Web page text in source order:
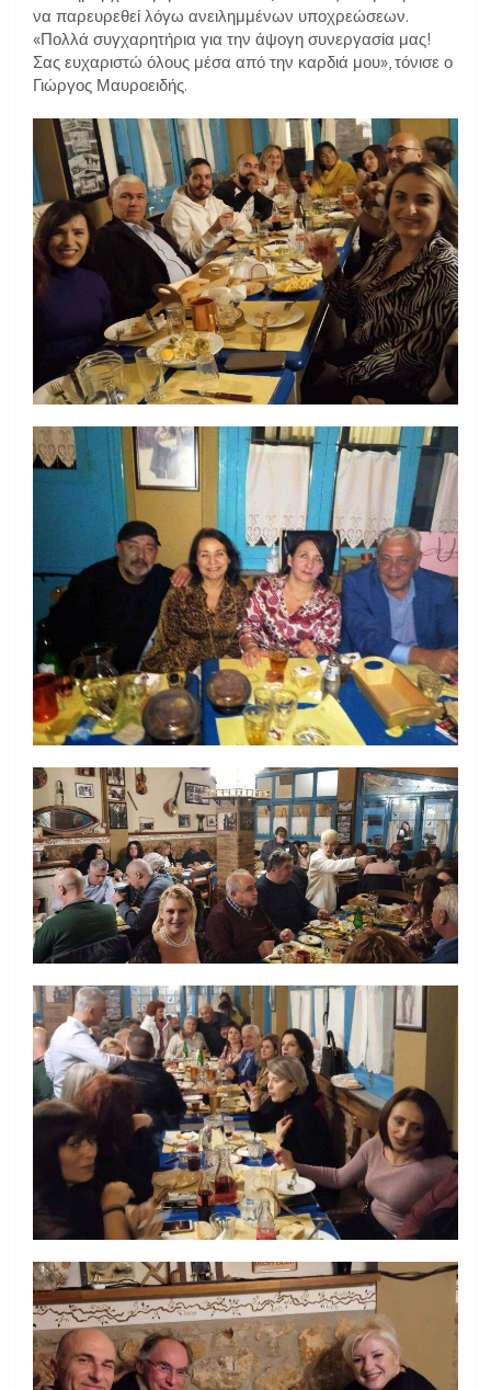
να παρευρεθεί λόγω ανειλημμένων υποχρεώσεων.
«Πολλά συγχαρητήρια για την άψογη συνεργασία μας!
Σας ευχαριστώ όλους μέσα από την καρδιά μου», τόνισε ο
Γιώργος Μαυροειδής.